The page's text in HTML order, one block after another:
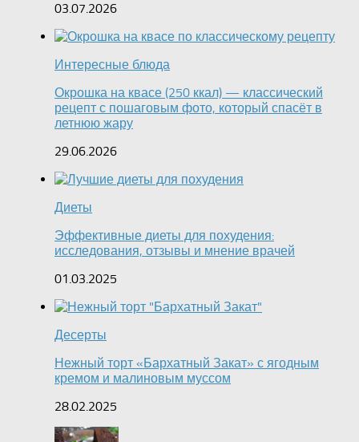
03.07.2026
Интересные блюда
Окрошка на квасе (250 ккал) — классический
рецепт с пошаговым фото, который спасёт в
летнюю жару
29.06.2026
Диеты
Эффективные диеты для похудения:
исследования, отзывы и мнение врачей
01.03.2025
Десерты
Нежный торт «Бархатный Закат» с ягодным
кремом и малиновым муссом
28.02.2025